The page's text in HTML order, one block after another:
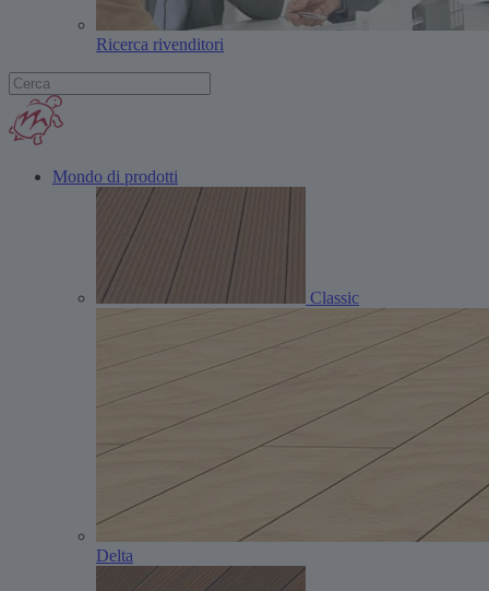
Ricerca rivenditori
Mondo di prodotti
Classic
Delta